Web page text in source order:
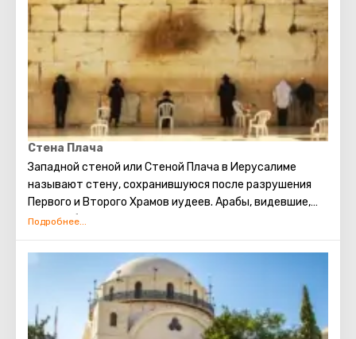
передал своему сыну Соломону средства и все
необходимые чертежи для строительства Первого
Храма. Его почитают как в христианстве, так и в
иудаизме и в исламе.
Стена Плача
Западной стеной или Стеной Плача в Иерусалиме
называют стену, сохранившуюся после разрушения
Первого и Второго Храмов иудеев. Арабы, видевшие,
как скорбят евреи о разрушении храма, прозвали это
традиция: стоя у Стены Плача просить о самом
сокровенном. Можно также вложить между камней
Стены записку с заветным желанием, которое
непременно сбудется. Собираясь посетить Стену
Плача, следует помнить о том, что это возможно